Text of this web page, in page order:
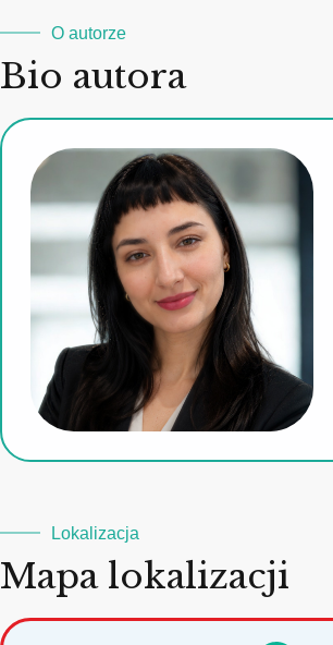
O autorze
Bio autora
Lokalizacja
Mapa lokalizacji